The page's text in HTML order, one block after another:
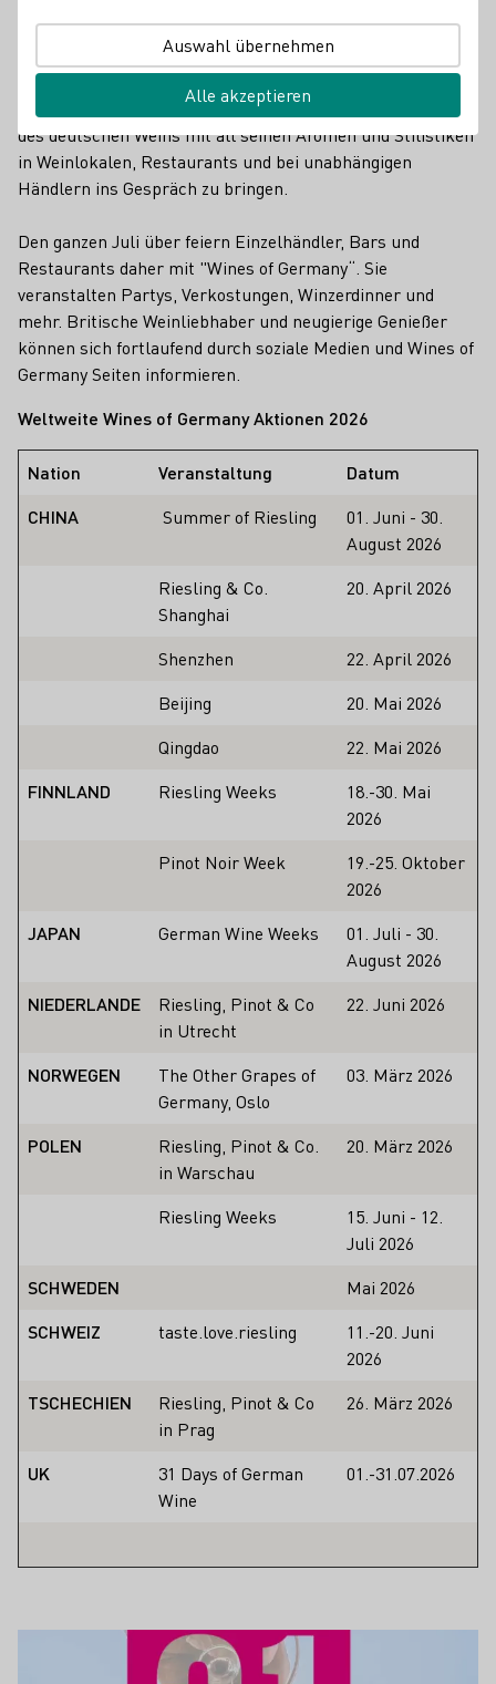
Deutschlands international bekannteste Leitrebsorten
Riesling und Spätburgunder werden in vielen Ländern
immer bekannter. Es ist also an der Zeit, die ganze Vielfalt
des deutschen Weins mit all seinen Aromen und Stilistiken
in Weinlokalen, Restaurants und bei unabhängigen
Händlern ins Gespräch zu bringen.
Den ganzen Juli über feiern Einzelhändler, Bars und
Restaurants daher mit "Wines of Germany“. Sie
veranstalten Partys, Verkostungen, Winzerdinner und
mehr. Britische Weinliebhaber und neugierige Genießer
können sich fortlaufend durch soziale Medien und Wines of
Germany Seiten informieren.
Weltweite Wines of Germany Aktionen 2026
Nation Veranstaltung
Datum
CHINA
Summer of Riesling
01. Juni - 30.
August 2026
Riesling & Co.
Shanghai
20. April 2026
Shenzhen
22. April 2026
Beijing
20. Mai 2026
Qingdao
22. Mai 2026
FINNLAND
Riesling Weeks
18.-30. Mai
2026
Pinot Noir Week
19.-25. Oktober
2026
JAPAN
German Wine Weeks
01. Juli - 30.
August 2026
NIEDERLANDE
Riesling, Pinot & Co
in Utrecht
22. Juni 2026
NORWEGEN
The Other Grapes of
Germany, Oslo
03. März 2026
POLEN
Riesling, Pinot & Co.
in Warschau
20. März 2026
Riesling Weeks
15. Juni - 12.
Juli 2026
SCHWEDEN
Mai 2026
SCHWEIZ
taste.love.riesling
11.-20. Juni
2026
TSCHECHIEN
Riesling, Pinot & Co
in Prag
26. März 2026
UK
31 Days of German
Wine
01.-31.07.2026
Auswahl übernehmen
Alle akzeptieren